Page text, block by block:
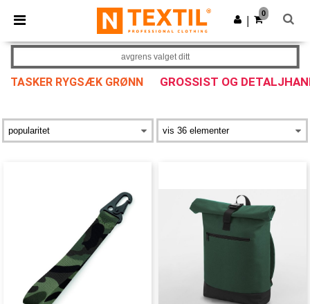
× Ntextil-app
Bedre priser i appen!
Last ned app
0
TASKER RYGSÆK GRØNN GROSSIST OG
avgrens valget ditt